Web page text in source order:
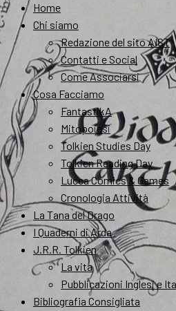
Home
Chi siamo
Redazione del sito AIST
Contatti e Social
Come Associarsi
Cosa Facciamo
FantastikA
Mitopoiesi
Tolkien Studies Day
Tolkien Reading Day
Lucca Comics & Games
Cronologia Attività
La Tana del Drago
I Quaderni di Arda
J.R.R. Tolkien
La vita
Pubblicazioni Inglesi e
Bibliografia Consigliata